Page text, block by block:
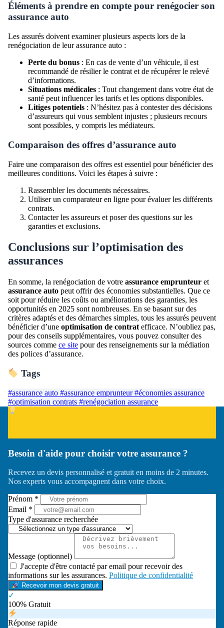
Éléments à prendre en compte pour renégocier son
assurance auto
Les assurés doivent examiner plusieurs aspects lors de la
renégociation de leur assurance auto :
Perte du bonus : En cas de vente d’un véhicule, il est
recommandé de résilier le contrat et de récupérer le relevé
d’informations.
Situations médicales : Tout changement dans votre état de
santé peut influencer les tarifs et les options disponibles.
Litiges potentiels : N’hésitez pas à contester des décisions
d’assureurs qui vous semblent injustes ; plusieurs recours
sont possibles, y compris les médiateurs.
Comparaison des offres d’assurance auto
Faire une comparaison des offres est essentiel pour bénéficier des
meilleures conditions. Voici les étapes à suivre :
Rassembler les documents nécessaires.
Utiliser un comparateur en ligne pour évaluer les différents
contrats.
Contacter les assureurs et poser des questions sur les
garanties et exclusions.
Conclusions sur l’optimisation des
assurances
En somme, la renégociation de votre assurance emprunteur et
assurance auto peut offrir des économies substantielles. Que ce
soit pour réduire les coûts ou améliorations des garanties, les
opportunités en 2025 sont nombreuses. En se basant sur des
critères adaptés et des démarches simples, tous les assurés peuvent
bénéficier d’une optimisation de contrat efficace. N’oubliez pas,
pour des conseils supplémentaires, vous pouvez consulter des
sources comme ce site pour des renseignements sur la médiation
des polices d’assurance.
Tags
#assurance auto #assurance emprunteur#économies assurance
#optimisation contrats #renégociation assurance
Besoin d'aide pour choisir votre assurance ?
Recevez un devis personnalisé et gratuit en moins de 2 minutes.
Nos experts vous accompagnent dans votre choix.
Prénom *
Email *
Type d'assurance recherchée
Message (optionnel)
J'accepte d'être contacté par email pour recevoir des
informations sur les assurances. Politique de confidentialité
Recevoir mon devis gratuit
✓
100% Gratuit
Réponse rapide